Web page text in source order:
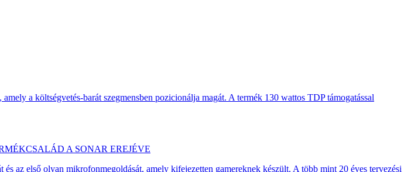
a költségvetés-barát szegmensben pozicionálja magát. A termék 130 wattos TDP támogatással
A SONAR EREJÉVE
az első olyan mikrofonmegoldását, amely kifejezetten gamereknek készült. A több mint 20 éves tervezési